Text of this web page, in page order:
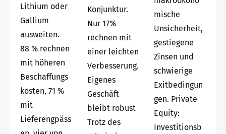
Lithium oder
Gallium
ausweiten.
88 % rechnen
mit höheren
Beschaffungs
kosten, 71 %
mit
Lieferengpäss
Konjunktur.
Nur 17%
rechnen mit
einer leichten
Verbesserung.
Eigenes
Geschäft
bleibt robust
Trotz des
mische
Unsicherheit,
gestiegene
Zinsen und
schwierige
Exitbedingun
gen. Private
Equity:
Investitionsb